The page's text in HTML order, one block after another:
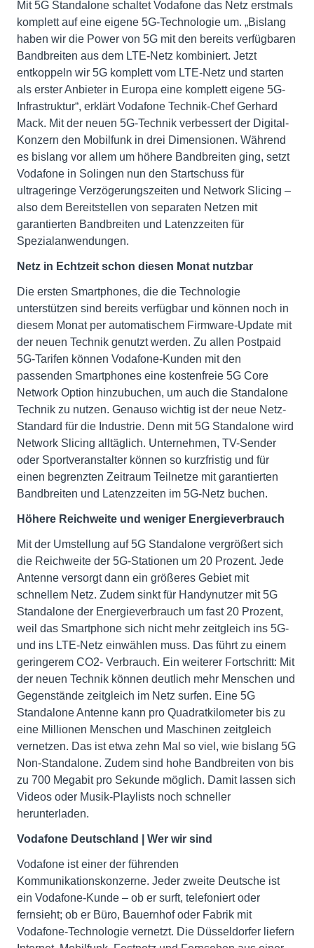
Mit 5G Standalone schaltet Vodafone das Netz erstmals
komplett auf eine eigene 5G-Technologie um. „Bislang
haben wir die Power von 5G mit den bereits verfügbaren
Bandbreiten aus dem LTE-Netz kombiniert. Jetzt
entkoppeln wir 5G komplett vom LTE-Netz und starten
als erster Anbieter in Europa eine komplett eigene 5G-
Infrastruktur“, erklärt Vodafone Technik-Chef Gerhard
Mack. Mit der neuen 5G-Technik verbessert der Digital-
Konzern den Mobilfunk in drei Dimensionen. Während
es bislang vor allem um höhere Bandbreiten ging, setzt
Vodafone in Solingen nun den Startschuss für
ultrageringe Verzögerungszeiten und Network Slicing –
also dem Bereitstellen von separaten Netzen mit
garantierten Bandbreiten und Latenzzeiten für
Spezialanwendungen.
Netz in Echtzeit schon diesen Monat nutzbar
Die ersten Smartphones, die die Technologie
unterstützen sind bereits verfügbar und können noch in
diesem Monat per automatischem Firmware-Update mit
der neuen Technik genutzt werden. Zu allen Postpaid
5G-Tarifen können Vodafone-Kunden mit den
passenden Smartphones eine kostenfreie 5G Core
Network Option hinzubuchen, um auch die Standalone
Technik zu nutzen. Genauso wichtig ist der neue Netz-
Standard für die Industrie. Denn mit 5G Standalone wird
Network Slicing alltäglich. Unternehmen, TV-Sender
oder Sportveranstalter können so kurzfristig und für
einen begrenzten Zeitraum Teilnetze mit garantierten
Bandbreiten und Latenzzeiten im 5G-Netz buchen.
Höhere Reichweite und weniger Energieverbrauch
Mit der Umstellung auf 5G Standalone vergrößert sich
die Reichweite der 5G-Stationen um 20 Prozent. Jede
Antenne versorgt dann ein größeres Gebiet mit
schnellem Netz. Zudem sinkt für Handynutzer mit 5G
Standalone der Energieverbrauch um fast 20 Prozent,
weil das Smartphone sich nicht mehr zeitgleich ins 5G-
und ins LTE-Netz einwählen muss. Das führt zu einem
geringerem CO2- Verbrauch. Ein weiterer Fortschritt: Mit
der neuen Technik können deutlich mehr Menschen und
Gegenstände zeitgleich im Netz surfen. Eine 5G
Standalone Antenne kann pro Quadratkilometer bis zu
eine Millionen Menschen und Maschinen zeitgleich
vernetzen. Das ist etwa zehn Mal so viel, wie bislang 5G
Non-Standalone. Zudem sind hohe Bandbreiten von bis
zu 700 Megabit pro Sekunde möglich. Damit lassen sich
Videos oder Musik-Playlists noch schneller
herunterladen.
Vodafone Deutschland | Wer wir sind
Vodafone ist einer der führenden
Kommunikationskonzerne. Jeder zweite Deutsche ist
ein Vodafone-Kunde – ob er surft, telefoniert oder
fernsieht; ob er Büro, Bauernhof oder Fabrik mit
Vodafone-Technologie vernetzt. Die Düsseldorfer liefern